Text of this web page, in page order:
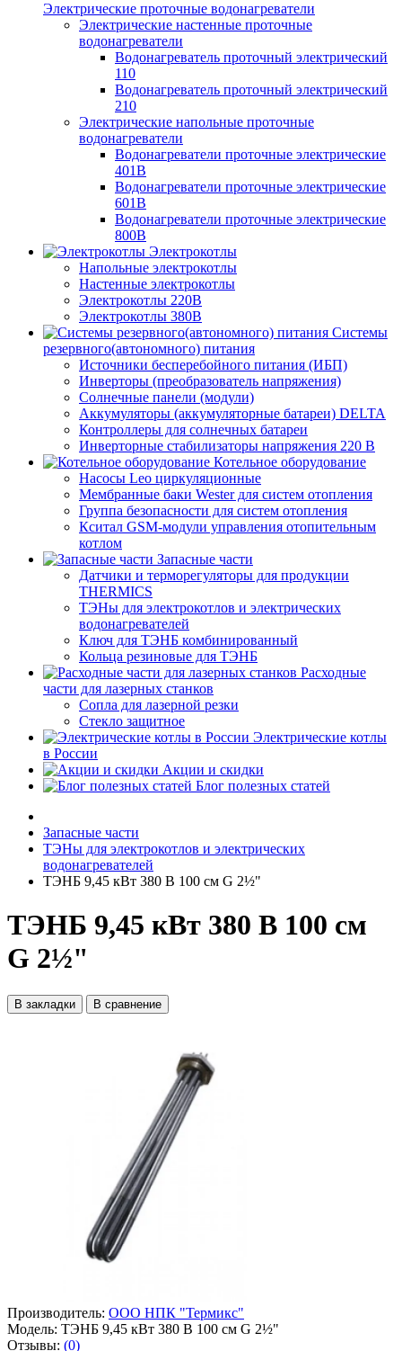
Электрические проточные водонагреватели
Электрические настенные проточные
водонагреватели
Водонагреватель проточный электрический
110
Водонагреватель проточный электрический
210
Электрические напольные проточные
водонагреватели
Водонагреватели проточные электрические
401В
Водонагреватели проточные электрические
601В
Водонагреватели проточные электрические
800В
Электрокотлы
Напольные электрокотлы
Настенные электрокотлы
Электрокотлы 220В
Электрокотлы 380В
Системы
резервного(автономного) питания
Источники бесперебойного питания (ИБП)
Инверторы (преобразователь напряжения)
Солнечные панели (модули)
Аккумуляторы (аккумуляторные батареи) DELTA
Контроллеры для солнечных батареи
Инверторные стабилизаторы напряжения 220 В
Котельное оборудование
Насосы Leo циркуляционные
Мембранные баки Wester для систем отопления
Группа безопасности для систем отопления
Кситал GSM-модули управления отопительным
котлом
Запасные части
Датчики и терморегуляторы для продукции
THERMICS
ТЭНы для электрокотлов и электрических
водонагревателей
Ключ для ТЭНБ комбинированный
Кольца резиновые для ТЭНБ
Расходные
части для лазерных станков
Сопла для лазерной резки
Стекло защитное
Электрические котлы
в России
Акции и скидки
Блог полезных статей
Запасные части
ТЭНы для электрокотлов и электрических
водонагревателей
ТЭНБ 9,45 кВт 380 В 100 см G 2½"
ТЭНБ 9,45 кВт 380 В 100 см
G 2½"
В закладки В сравнение
Производитель: ООО НПК "Термикс"
Модель: ТЭНБ 9,45 кВт 380 В 100 см G 2½"
Отзывы: (0)